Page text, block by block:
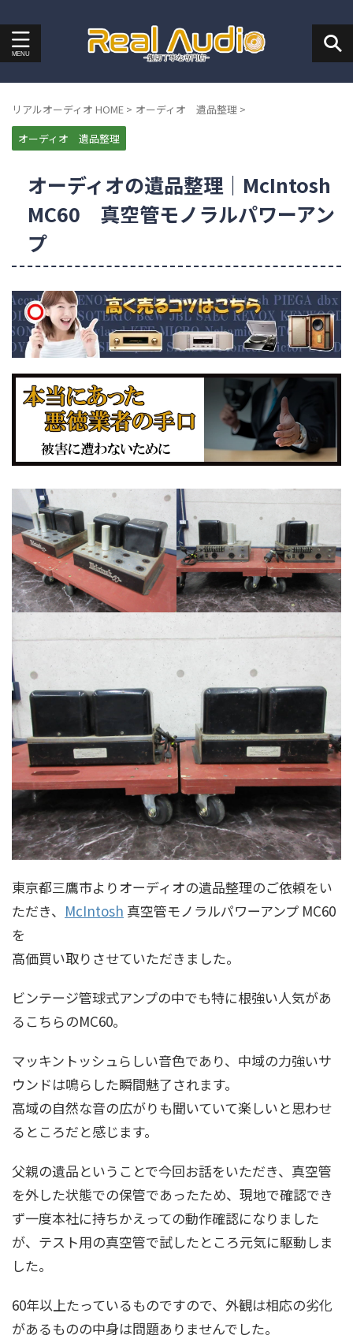
リアルオーディオ HOME > オーディオ 遺品整理 >
オーディオ 遺品整理
オーディオの遺品整理｜McIntosh
MC60 真空管モノラルパワーアン
プ
東京都三鷹市よりオーディオの遺品整理のご依頼をい
ただき、 McIntosh 真空管モノラルパワーアンプ MC60
を
高価買い取りさせていただきました。
ビンテージ管球式アンプの中でも特に根強い人気があ
るこちらのMC60。
マッキントッシュらしい音色であり、中域の力強いサ
ウンドは鳴らした瞬間魅了されます。
高域の自然な音の広がりも聞いていて楽しいと思わせ
るところだと感じます。
父親の遺品ということで今回お話をいただき、真空管
を外した状態での保管であったため、現地で確認でき
ず一度本社に持ちかえっての動作確認になりました
が、テスト用の真空管で試したところ元気に駆動しま
した。
60年以上たっているものですので、外観は相応の劣化
があるものの中身は問題ありませんでした。